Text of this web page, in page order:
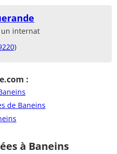
un internat
:
de Baneins
à Baneins